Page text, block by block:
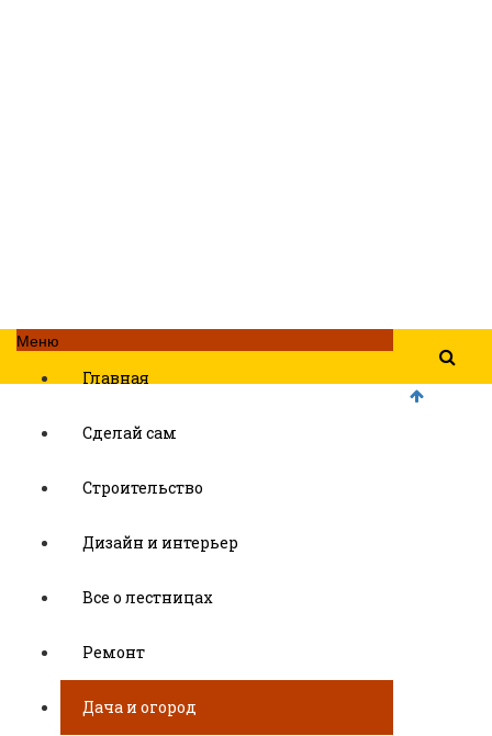
Меню
Главная
Сделай сам
Строительство
Дизайн и интерьер
Все о лестницах
Ремонт
Дача и огород